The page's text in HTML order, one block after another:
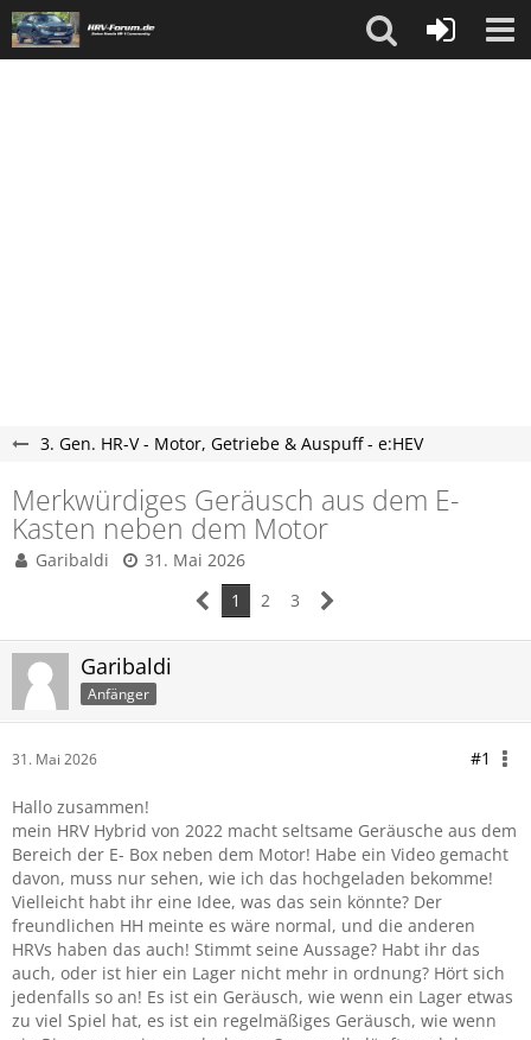
3. Gen. HR-V - Motor, Getriebe & Auspuff - e:HEV
Merkwürdiges Geräusch aus dem E-
Kasten neben dem Motor
Garibaldi
31. Mai 2026
1
2 3
Garibaldi
Anfänger
31. Mai 2026 #1
Hallo zusammen!
mein HRV Hybrid von 2022 macht seltsame Geräusche aus dem
Bereich der E- Box neben dem Motor! Habe ein Video gemacht
davon, muss nur sehen, wie ich das hochgeladen bekomme!
Vielleicht habt ihr eine Idee, was das sein könnte? Der
freundlichen HH meinte es wäre normal, und die anderen
HRVs haben das auch! Stimmt seine Aussage? Habt ihr das
auch, oder ist hier ein Lager nicht mehr in ordnung? Hört sich
jedenfalls so an! Es ist ein Geräusch, wie wenn ein Lager etwas
zu viel Spiel hat, es ist ein regelmäßiges Geräusch, wie wenn